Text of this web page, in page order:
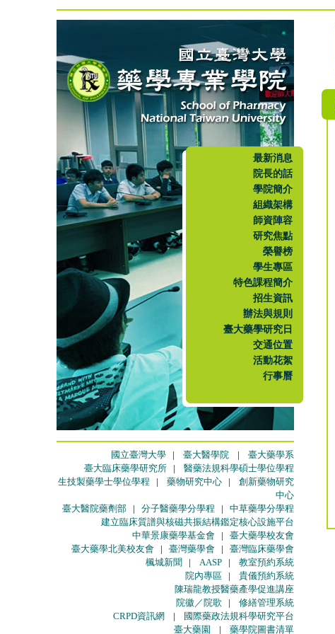
最新消息
院長的話
學院簡介
組織架構
師資陣容
研究焦點
榮譽榜
學生專區
特色課程簡介
招生資訊
辦法與規則
臺大藥學研究日
交通位置
活動花絮
行事曆
國立臺灣大學| 臺大醫學院| 臺大藥學系
臺大臨床藥學研究所| 醫藥法規科學碩士學位學程
生技製藥學士學位學程 | 藥物研究中心| 創新藥物研究
中心
臺大醫院藥劑部| 分子醫藥學分學程 | 中草藥學分學程
建立臨床質譜與核磁共振結構鑑定核心設施平台
中華景康藥學基金會| 臺大藥學校友會
臺大藥學北美校友會| 臺灣藥學會| 臺灣臨床藥學會
楓城新聞 | AASP| 教室預約系統
院內專區| 貴儀預約系統
陳瑞龍教授醫藥產學促進講座
院徽／院歌 | 修繕管理系統
CRPD資訊網 |
國際藥政法規科學研究平台
臺大藥園 | 藥學院圖書清單